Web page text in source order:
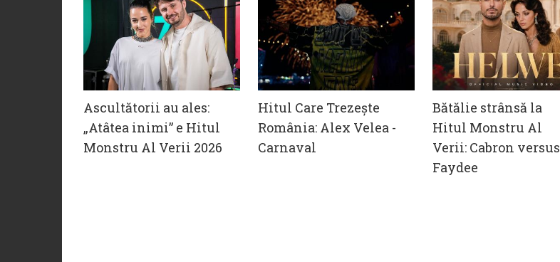
Ascultătorii au ales:
„Atâtea inimi” e Hitul
Monstru Al Verii 2026
Hitul Care Trezește
România: Alex Velea -
Carnaval
Bătălie strânsă la
Hitul Monstru Al
Verii: Cabron versus
Faydee